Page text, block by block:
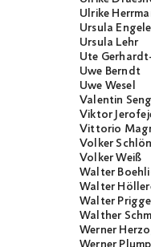
Ulrike
Ursula
Ursula Lehr
Ute
Uwe Berndt
Uwe Wesel
Valentin
Viktor
Vittorio
Volker
Volker Weiß
Walter
Walter
Walter Prigge
Walther
Werner